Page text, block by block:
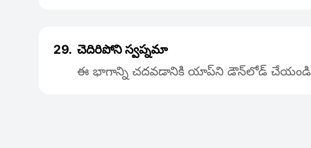
29. చెదిరిపోని స్వప్నమా
ఈ భాగాన్ని చదవడానికి యాప్‌ని డౌన్‌లోడ్ చేయండి